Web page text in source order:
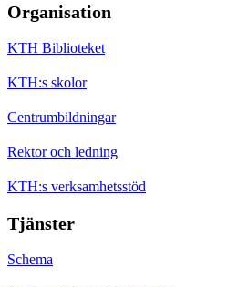
Organisation
KTH Biblioteket
KTH:s skolor
Centrumbildningar
Rektor och ledning
KTH:s verksamhetsstöd
Tjänster
Schema